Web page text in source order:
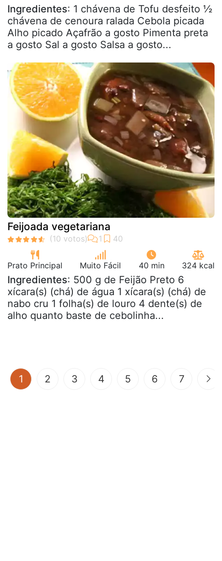
Ingredientes: 1 chávena de Tofu desfeito ½
chávena de cenoura ralada Cebola picada
Alho picado Açafrão a gosto Pimenta preta
a gosto Sal a gosto Salsa a gosto...
Feijoada vegetariana
Prato Principal Muito Fácil 40 min 324 kcal
Ingredientes: 500 g de Feijão Preto 6
xícara(s) (chá) de água 1 xícara(s) (chá) de
nabo cru 1 folha(s) de louro 4 dente(s) de
alho quanto baste de cebolinha...
1 (current)
2 3 4 5 6 7